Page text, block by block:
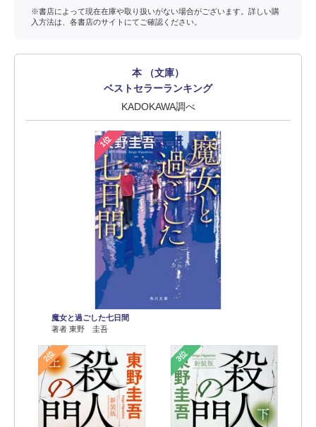
※書店によって現在在庫や取り扱いがない場合がございます。詳しい購
入方法は、各書店のサイトにてご確認ください。
本 （文庫）
ベストセラーランキング
KADOKAWA調べ
1位
魔女と過ごした七日間
著者 東野 圭吾
2位 3位